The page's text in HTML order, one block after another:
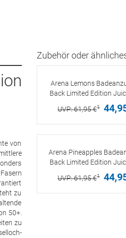
von
zu
50+.
zu
Zubehör oder
Arena Lemons
Back Limited Edition
UVP:61,95€1 44,
Arena Pineapples
Back Limited Edition
UVP:61,95€1 44,